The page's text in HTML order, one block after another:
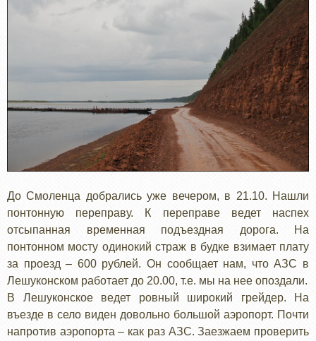
До Смоленца добрались уже вечером, в 21.10. Нашли
понтонную переправу. К переправе ведет наспех
отсыпанная временная подъездная дорога. На
понтонном мосту одинокий страж в будке взимает плату
за проезд – 600 рублей. Он сообщает нам, что АЗС в
Лешуконском работает до 20.00, т.е. мы на нее опоздали.
В Лешуконское ведет ровный широкий грейдер. На
въезде в село виден довольно большой аэропорт. Почти
напротив аэропорта – как раз АЗС. Заезжаем проверить